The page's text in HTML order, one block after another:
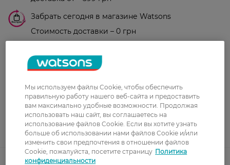
Забрать сегодня в магазине Watsons
Стоимость доставки – 0 грн
Оплата
Оплата картой
Послеоплата
Показать больше
Код товара
Мы используем файлы Cookie, чтобы обеспечить
правильную работу нашего веб-сайта и предоставить
вам максимально удобные возможности. Продолжая
использовать наш сайт, вы соглашаетесь на
использование файлов Cookie. Если вы хотите узнать
больше об использовании нами файлов Cookie и/или
изменить свои предпочтения в отношении файлов
Cookie, пожалуйста, посетите страницу Политика
конфиденциальности